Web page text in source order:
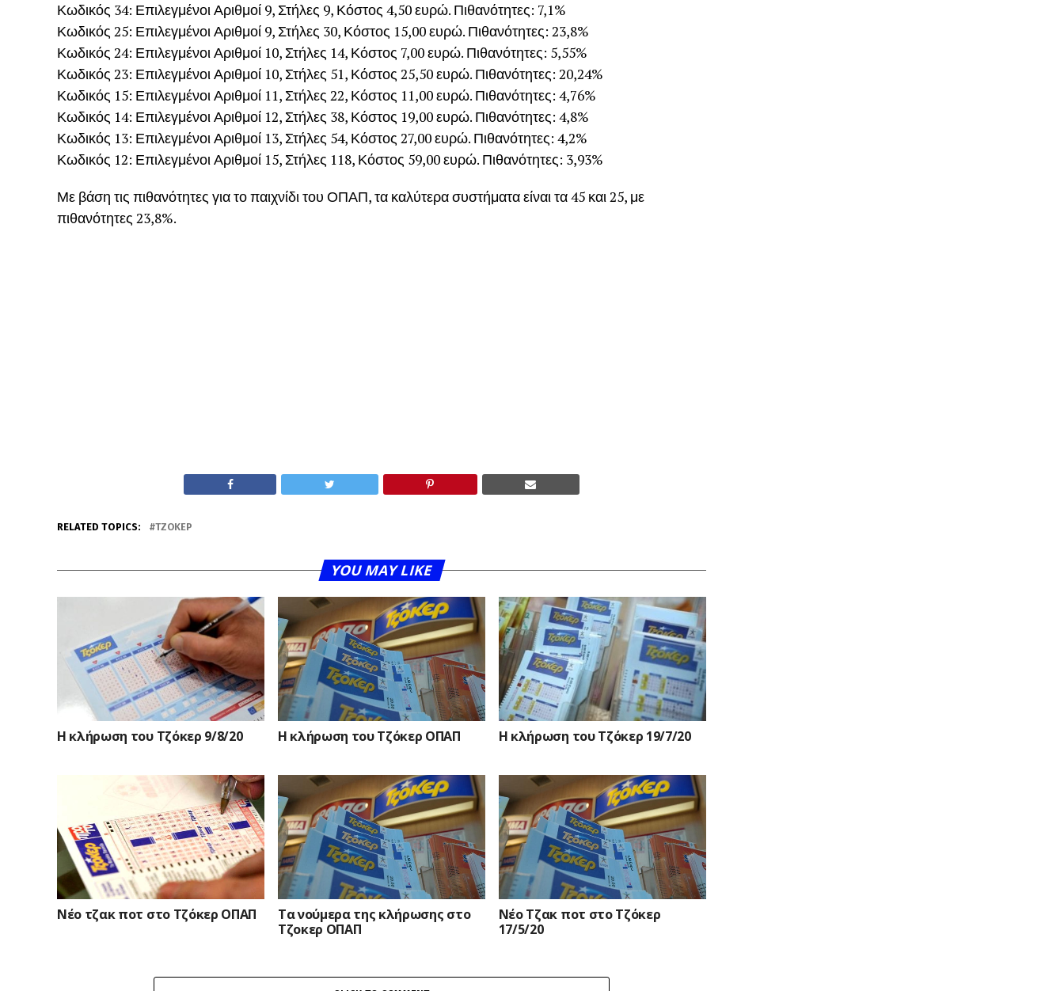
Κωδικός 34: Επιλεγμένοι Αριθμοί 9, Στήλες 9, Κόστος 4,50 ευρώ. Πιθανότητες: 7,1%
Κωδικός 25: Επιλεγμένοι Αριθμοί 9, Στήλες 30, Κόστος 15,00 ευρώ. Πιθανότητες: 23,8%
Κωδικός 24: Επιλεγμένοι Αριθμοί 10, Στήλες 14, Κόστος 7,00 ευρώ. Πιθανότητες: 5,55%
Κωδικός 23: Επιλεγμένοι Αριθμοί 10, Στήλες 51, Κόστος 25,50 ευρώ. Πιθανότητες: 20,24%
Κωδικός 15: Επιλεγμένοι Αριθμοί 11, Στήλες 22, Κόστος 11,00 ευρώ. Πιθανότητες: 4,76%
Κωδικός 14: Επιλεγμένοι Αριθμοί 12, Στήλες 38, Κόστος 19,00 ευρώ. Πιθανότητες: 4,8%
Κωδικός 13: Επιλεγμένοι Αριθμοί 13, Στήλες 54, Κόστος 27,00 ευρώ. Πιθανότητες: 4,2%
Κωδικός 12: Επιλεγμένοι Αριθμοί 15, Στήλες 118, Κόστος 59,00 ευρώ. Πιθανότητες: 3,93%
Με βάση τις πιθανότητες για το παιχνίδι του ΟΠΑΠ, τα καλύτερα συστήματα είναι τα 45 και 25, με
πιθανότητες 23,8%.
RELATED TOPICS: ΤΖΌΚΕΡ
YOU MAY LIKE
Η κλήρωση του Τζόκερ 9/8/20 Η κλήρωση του Τζόκερ ΟΠΑΠ Η κλήρωση του Τζόκερ 19/7/20
Νέο τζακ ποτ στο Τζόκερ ΟΠΑΠ
Τα νούμερα της κλήρωσης στο
Τζοκερ ΟΠΑΠ
Νέο Τζακ ποτ στο Τζόκερ
17/5/20